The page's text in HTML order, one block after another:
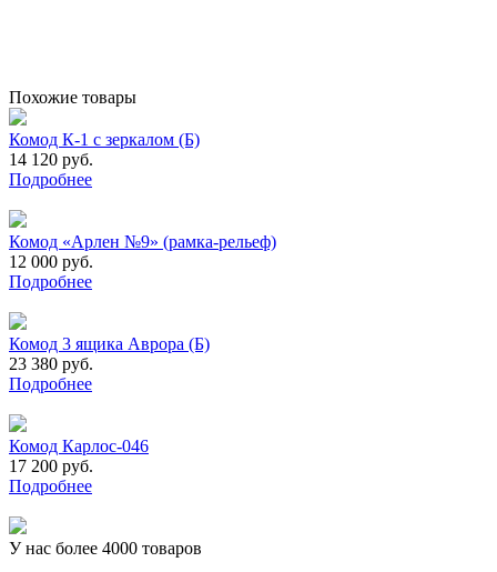
Похожие товары
Комод К-1 с зеркалом (Б)
14 120 руб.
Подробнее
Комод «Арлен №9» (рамка-рельеф)
12 000 руб.
Подробнее
Комод 3 ящика Аврора (Б)
23 380 руб.
Подробнее
Комод Карлос-046
17 200 руб.
Подробнее
У нас более 4000 товаров